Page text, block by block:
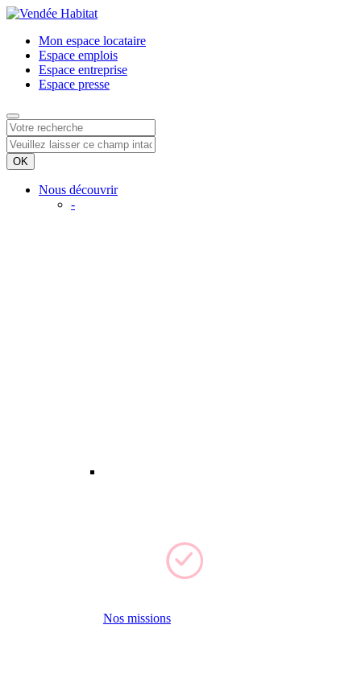
Mon espace locataire
Espace emplois
Espace entreprise
Espace presse
Nous découvrir
-
Nos missions